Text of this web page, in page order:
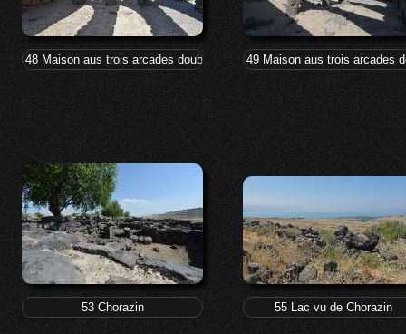
48 Maison aus trois arcades doubles 49 Maison aus trois arcades
53 Chorazin 55 Lac vu de Chorazin